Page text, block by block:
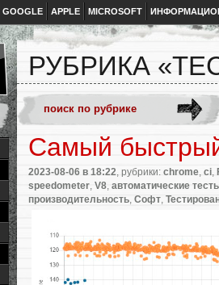
GOOGLE APPLE MICROSOFT
РУБРИКА
Самый
2023-08-06 в 18:22 , рубрики: chrome ci
speedometer V8 автоматические
производительность Софт